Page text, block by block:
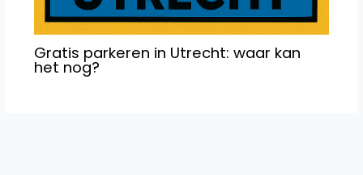
Gratis parkeren in Utrecht: waar kan
het nog?